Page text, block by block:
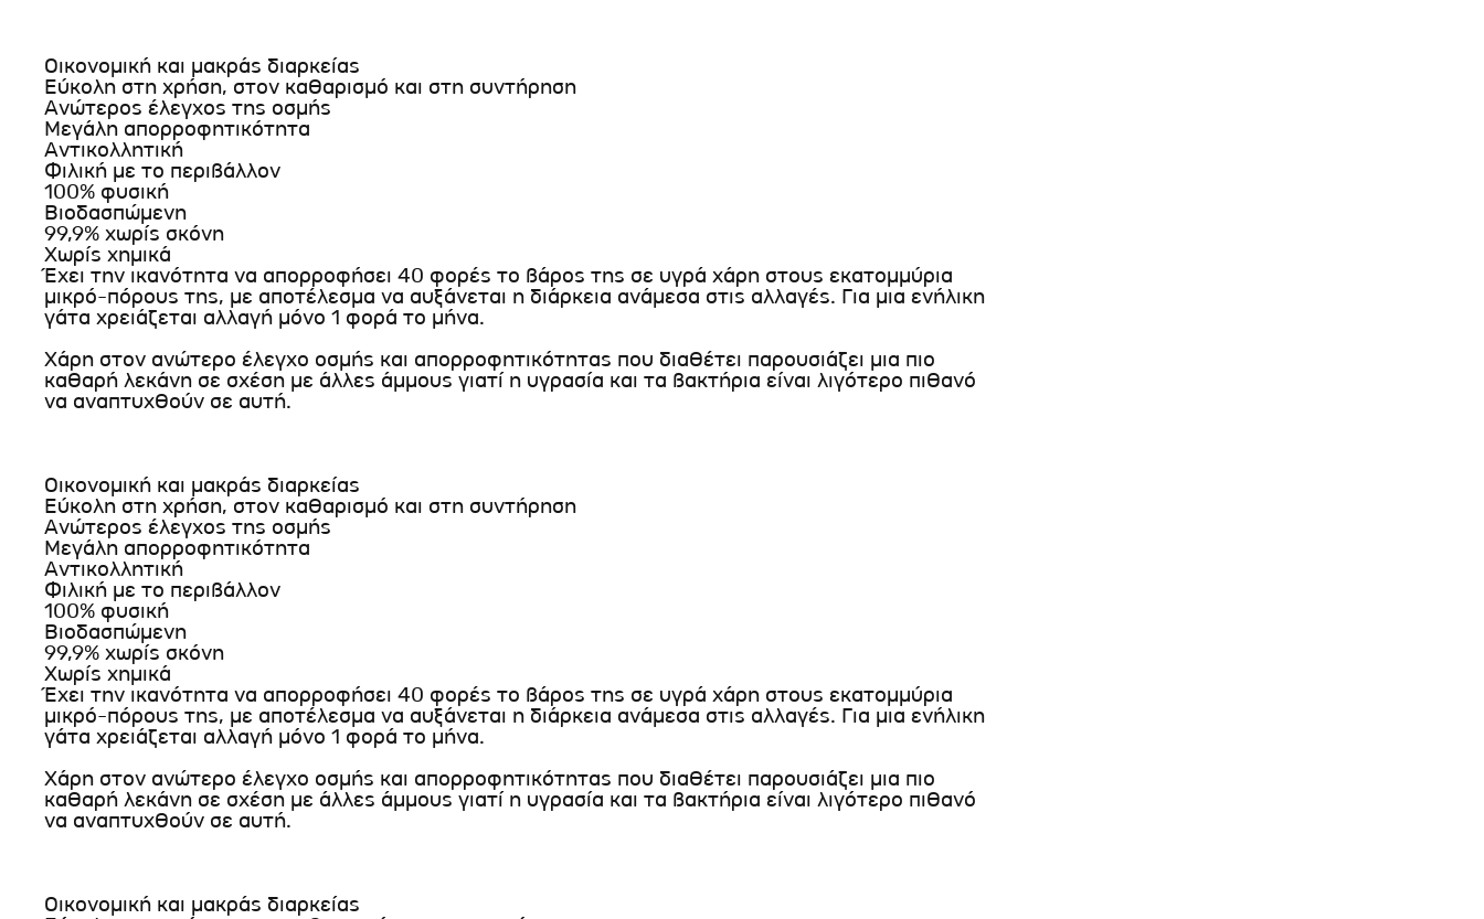
Οικονομική και μακράς διαρκείας
Εύκολη στη χρήση, στον καθαρισμό και στη συντήρηση
Ανώτερος έλεγχος της οσμής
Μεγάλη απορροφητικότητα
Αντικολλητική
Φιλική με το περιβάλλον
100% φυσική
Βιοδασπώμενη
99,9% χωρίς σκόνη
Χωρίς χημικά
Έχει την ικανότητα να απορροφήσει 40 φορές το βάρος της σε υγρά χάρη στους εκατομμύρια
μικρό-πόρους της, με αποτέλεσμα να αυξάνεται η διάρκεια ανάμεσα στις αλλαγές. Για μια ενήλικη
γάτα χρειάζεται αλλαγή μόνο 1 φορά το μήνα.
Χάρη στον ανώτερο έλεγχο οσμής και απορροφητικότητας που διαθέτει παρουσιάζει μια πιο
καθαρή λεκάνη σε σχέση με άλλες άμμους γιατί η υγρασία και τα βακτήρια είναι λιγότερο πιθανό
να αναπτυχθούν σε αυτή.
Οικονομική και μακράς διαρκείας
Εύκολη στη χρήση, στον καθαρισμό και στη συντήρηση
Ανώτερος έλεγχος της οσμής
Μεγάλη απορροφητικότητα
Αντικολλητική
Φιλική με το περιβάλλον
100% φυσική
Βιοδασπώμενη
99,9% χωρίς σκόνη
Χωρίς χημικά
Έχει την ικανότητα να απορροφήσει 40 φορές το βάρος της σε υγρά χάρη στους εκατομμύρια
μικρό-πόρους της, με αποτέλεσμα να αυξάνεται η διάρκεια ανάμεσα στις αλλαγές. Για μια ενήλικη
γάτα χρειάζεται αλλαγή μόνο 1 φορά το μήνα.
Χάρη στον ανώτερο έλεγχο οσμής και απορροφητικότητας που διαθέτει παρουσιάζει μια πιο
καθαρή λεκάνη σε σχέση με άλλες άμμους γιατί η υγρασία και τα βακτήρια είναι λιγότερο πιθανό
να αναπτυχθούν σε αυτή.
Οικονομική και μακράς διαρκείας